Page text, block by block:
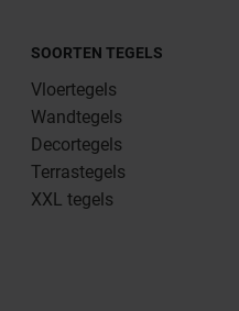
SOORTEN TEGELS
Vloertegels
Wandtegels
Decortegels
Terrastegels
XXL tegels